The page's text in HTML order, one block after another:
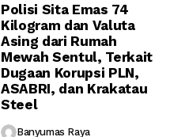
Polisi Sita Emas 74
Kilogram dan Valuta
Asing dari Rumah
Mewah Sentul, Terkait
Dugaan Korupsi PLN,
ASABRI, dan Krakatau
Steel
Banyumas Raya